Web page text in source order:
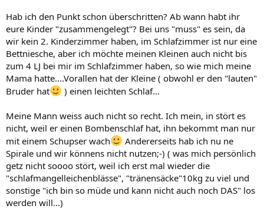
Hab ich den Punkt schon überschritten? Ab wann habt ihr
eure Kinder "zusammengelegt"? Bei uns "muss" es sein, da
wir kein 2. Kinderzimmer haben, im Schlafzimmer ist nur eine
Bettniesche, aber ich möchte meinen Kleinen auch nicht bis
zum 4 LJ bei mir im Schlafzimmer haben, so wie mich meine
Mama hatte....Vorallen hat der Kleine ( obwohl er den "lauten"
Bruder hat
) einen leichten Schlaf...
Meine Mann weiss auch nicht so recht. Ich mein, in stört es
nicht, weil er einen Bombenschlaf hat, ihn bekommt man nur
mit einem Schupser wach
Andererseits hab ich nu ne
Spirale und wir könnens nicht nutzen;-) ( was mich persönlich
getz nicht soooo stört, weil ich erst mal wieder die
"schlafmangelleichenblässe", "tränensäcke"10kg zu viel und
sonstige "ich bin so müde und kann nicht auch noch DAS" los
werden will...)